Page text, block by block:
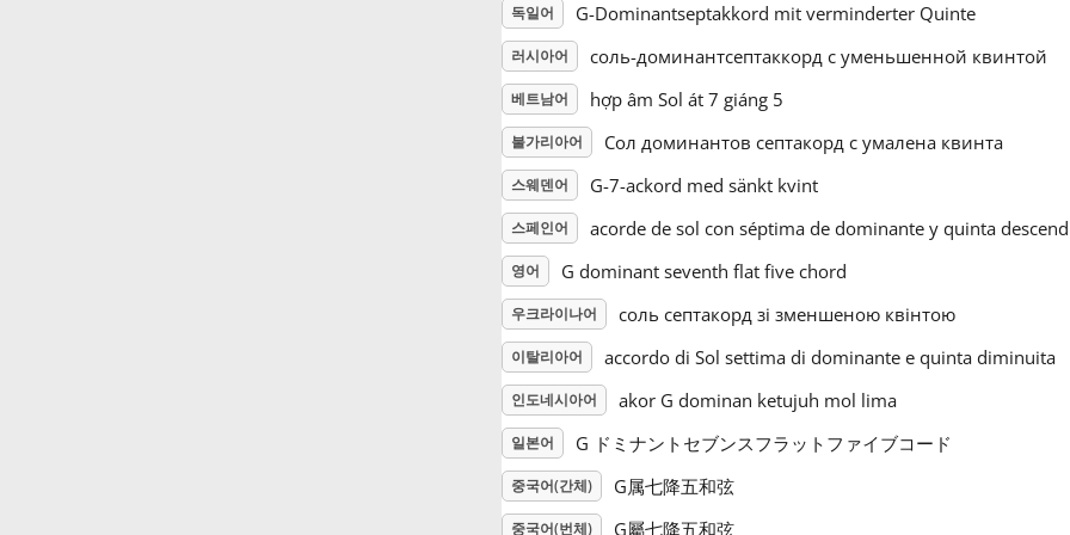
독일어 G-Dominantseptakkord mit verminderter Quinte
러시아어 соль-доминантсептаккорд с уменьшенной квинтой
베트남어 hợp âm Sol át 7 giáng 5
불가리아어 Сол доминантов септакорд с умалена квинта
스웨덴어 G-7-ackord med sänkt kvint
스페인어 acorde de sol con séptima de dominante y quinta
영어 G dominant seventh flat five chord
우크라이나어 соль септакорд зі зменшеною квінтою
이탈리아어 accordo di Sol settima di dominante e quinta diminuita
인도네시아어 akor G dominan ketujuh mol lima
일본어 G ドミナントセブンスフラットファイブコード
중국어(간체) G属七降五和弦
중국어(번체) G屬七降五和弦